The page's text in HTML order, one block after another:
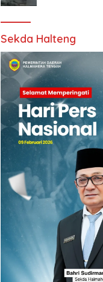
Sekda Halteng